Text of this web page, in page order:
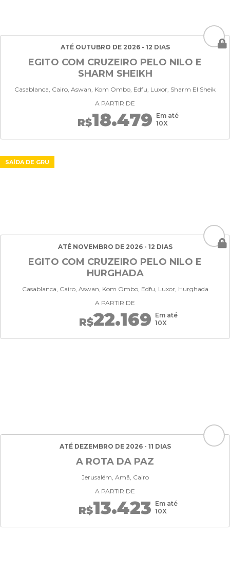
ATÉ OUTUBRO DE 2026 - 12 DIAS
EGITO COM CRUZEIRO PELO NILO E
SHARM SHEIKH
Casablanca, Cairo, Aswan, Kom Ombo, Edfu, Luxor, Sharm El Sheik
A PARTIR DE
R$18.479 Em até
10X
SAÍDA DE GRU
ATÉ NOVEMBRO DE 2026 - 12 DIAS
EGITO COM CRUZEIRO PELO NILO E
HURGHADA
Casablanca, Cairo, Aswan, Kom Ombo, Edfu, Luxor, Hurghada
A PARTIR DE
R$22.169 Em até
10X
ATÉ DEZEMBRO DE 2026 - 11 DIAS
A ROTA DA PAZ
Jerusalém, Amã, Cairo
A PARTIR DE
R$13.423 Em até
10X